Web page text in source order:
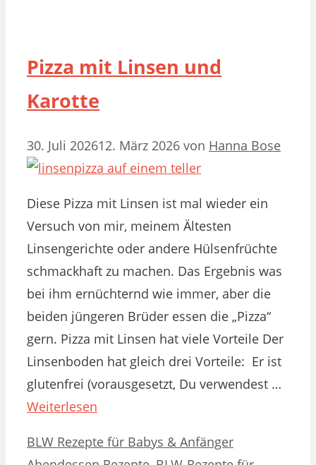
Pizza mit Linsen und
Karotte
30. Juli 202612. März 2026 von Hanna Bose
Diese Pizza mit Linsen ist mal wieder ein
Versuch von mir, meinem Ältesten
Linsengerichte oder andere Hülsenfrüchte
schmackhaft zu machen. Das Ergebnis was
bei ihm ernüchternd wie immer, aber die
beiden jüngeren Brüder essen die „Pizza“
gern. Pizza mit Linsen hat viele Vorteile Der
Linsenboden hat gleich drei Vorteile: Er ist
glutenfrei (vorausgesetzt, Du verwendest …
Weiterlesen
Kategorien
BLW Rezepte für Babys & AnfängerSchlagwörter